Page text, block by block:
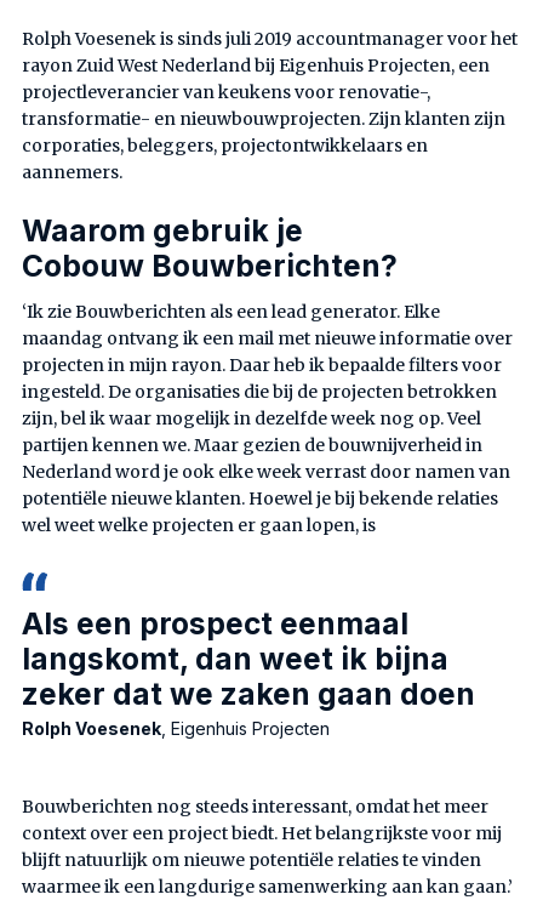
Rolph Voesenek is sinds juli 2019 accountmanager voor het
rayon Zuid West Nederland bij Eigenhuis Projecten, een
projectleverancier van keukens voor renovatie-,
transformatie- en nieuwbouwprojecten. Zijn klanten zijn
corporaties, beleggers, projectontwikkelaars en
aannemers.
Waarom gebruik je
Cobouw Bouwberichten?
‘Ik zie Bouwberichten als een lead generator. Elke
maandag ontvang ik een mail met nieuwe informatie over
projecten in mijn rayon. Daar heb ik bepaalde filters voor
ingesteld. De organisaties die bij de projecten betrokken
zijn, bel ik waar mogelijk in dezelfde week nog op. Veel
partijen kennen we. Maar gezien de bouwnijverheid in
Nederland word je ook elke week verrast door namen van
potentiële nieuwe klanten. Hoewel je bij bekende relaties
wel weet welke projecten er gaan lopen, is
Als een prospect eenmaal
langskomt, dan weet ik bijna
zeker dat we zaken gaan doen
Rolph Voesenek, Eigenhuis Projecten
Bouwberichten nog steeds interessant, omdat het meer
context over een project biedt. Het belangrijkste voor mij
blijft natuurlijk om nieuwe potentiële relaties te vinden
waarmee ik een langdurige samenwerking aan kan gaan.’